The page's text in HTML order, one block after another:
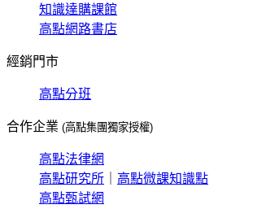
知識達購課館
高點網路書店
經銷門市
高點分班
合作企業 (高點集團獨家授權)
高點法律網
高點研究所
高點微課知識點
高點甄試網